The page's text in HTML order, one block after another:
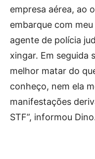
empresa aérea, ao
embarque com
agente de polícia
xingar. Em seguida
melhor matar do
conheço, nem ela
manifestações
STF”, informou